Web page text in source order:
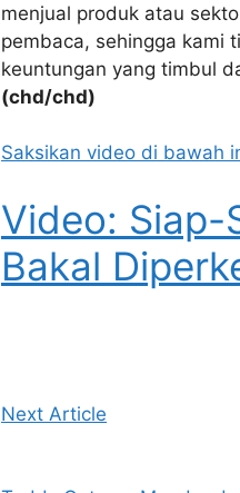
menjual produk atau
pembaca, sehingga kami
keuntungan yang timbul
(chd/chd)
Saksikan video di bawah
Video: Siap-
Bakal
Next Article